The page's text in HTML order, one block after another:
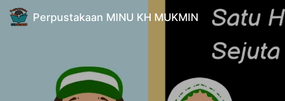
Perpustakaan MINU KH MUKMIN